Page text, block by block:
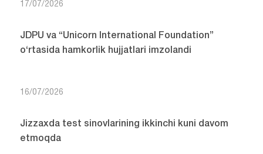
17/07/2026
JDPU va “Unicorn International Foundation”
o‘rtasida hamkorlik hujjatlari imzolandi
16/07/2026
Jizzaxda test sinovlarining ikkinchi kuni davom
etmoqda